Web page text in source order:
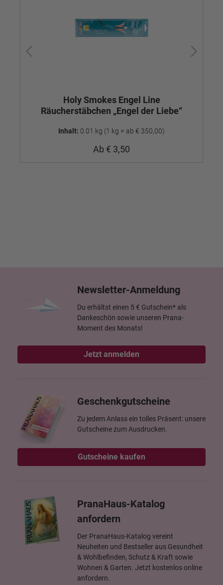
Holy Smokes Engel Line
Räucherstäbchen „Engel der Liebe“
Inhalt: 0.01 kg (1 kg = ab € 350,00)
Ab € 3,50
Newsletter-Anmeldung
Du erhältst einen 5 € Gutschein* als
Dankeschön sowie unseren Prana-
Moment des Monats!
Jetzt anmelden
Geschenkgutscheine
Zu jedem Anlass ein tolles Präsent: unsere
Gutscheine zum Ausdrucken.
Gutscheine kaufen
PranaHaus-Katalog
anfordern
Der PranaHaus-Katalog vereint
Neuheiten und Bestseller aus Gesundheit
& Wohlbefinden, Schutz & Kraft sowie
Wohnen & Garten. Jetzt kostenlos online
anfordern.